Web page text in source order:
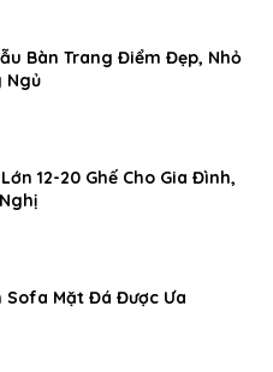
Bàn Trang Điểm Đẹp, Nhỏ
Ngủ
12-20 Ghế Cho Gia Đình,
Sofa Mặt Đá Được Ưa